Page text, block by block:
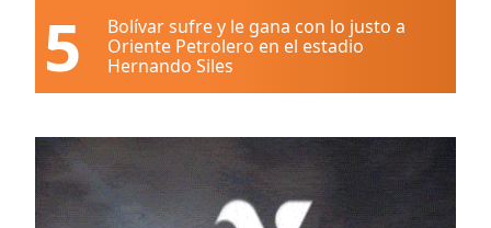
5
Bolívar sufre y le gana con lo justo a
Oriente Petrolero en el estadio
Hernando Siles